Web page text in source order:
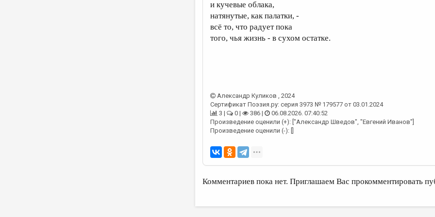
и кучевые облака,
натянутые, как палатки, -
всё то, что радует пока
того, чья жизнь - в сухом остатке.
Александр Куликов , 2024
Сертификат Поэзия.ру: серия 3973 № 179577 от 03.01.2024
3 |
0 | 386 |
06.08.2026. 07:40:52
Произведение оценили (+): ["Александр Шведов", "Евгений Иванов"]
Произведение оценили (-): []
Комментариев пока нет. Приглашаем Вас прокомментировать